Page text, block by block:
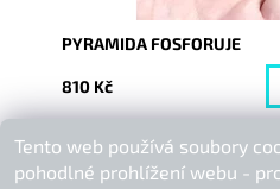
PYRAMIDA FOSFORUJE
810 Kč
Buďte první, kdo napíše
Tento web používá soubory
pohodlné prohlížení webu -